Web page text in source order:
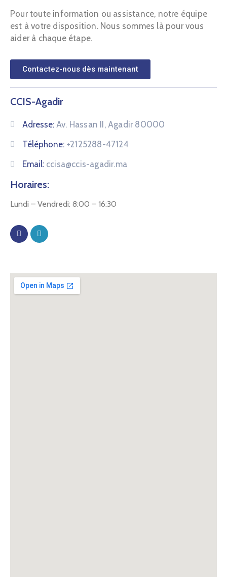
Pour toute information ou assistance, notre équipe
est à votre disposition. Nous sommes là pour vous
aider à chaque étape.
Contactez-nous dès maintenant
CCIS-Agadir
Adresse: Av. Hassan II, Agadir 80000
Téléphone: +2125288-47124
Email: ccisa@ccis-agadir.ma
Horaires:
Lundi – Vendredi: 8:00 – 16:30